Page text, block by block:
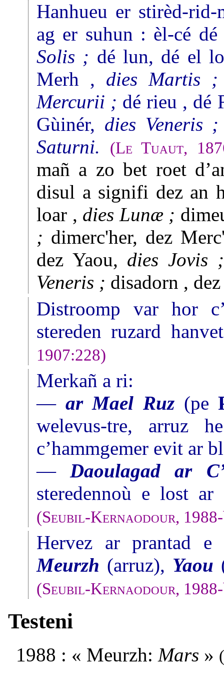
Hanhueu er stirèd-
ag er suhun : èl-cé
Solis ; dé lun, dé el
Merh , dies Martis ;
Mercurii ; dé rieu , dé
Gùinér, dies Veneris ;
Saturni.
(Le Tuaut,
mañ a zo bet roet
disul a signifi dez an
loar , dies Lunæ ;
; dimerc'her, dez
dez Yaou, dies Jovis ;
Veneris ; disadorn ,
Distroomp var hor
stereden ruzard
1907:228)
Merkañ a ri:
— ar Mael Ruz(pe
welevus-tre, arruz
c’hammgemer evit ar
—Daoulagad ar
steredennoù e lost
(Seubil-Kernaodour,
Hervez ar prantad e
Meurzh (arruz), Yaou
(Seubil-Kernaodour,
Testeni
1988 : « Meurzh: Mars » (